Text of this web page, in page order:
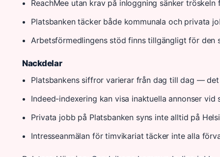
ReachMee utan krav på inloggning sänker tröskeln
Platsbanken täcker både kommunala och privata
Arbetsförmedlingens stöd finns tillgängligt för den
Nackdelar
Platsbankens siffror varierar från dag till dag —
Indeed-indexering kan visa inaktuella annonser vid
Privata jobb på Platsbanken syns inte alltid på
Intresseanmälan för timvikariat täcker inte alla